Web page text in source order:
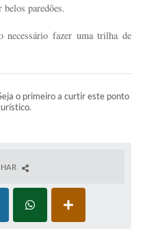
paredões.
necessário fazer uma trilha de
o primeiro a curtir este ponto